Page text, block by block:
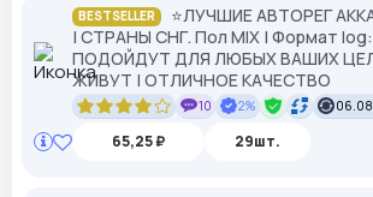
BESTSELLER
⭐️ЛУЧШИЕ АВТОРЕГ
| СТРАНЫ СНГ. Пол MIX | Формат
ПОДОЙДУТ ДЛЯ ЛЮБЫХ ВАШИХ
ЖИВУТ | ОТЛИЧНОЕ КАЧЕСТВО
10 2%
65,25 ₽ 29шт.